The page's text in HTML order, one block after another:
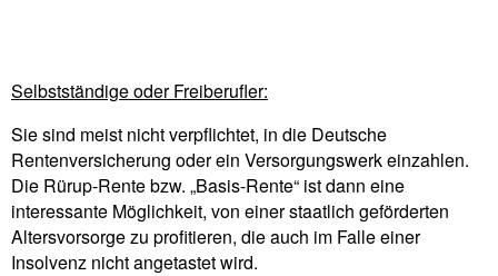
Selbstständige oder Freiberufler:
Sie sind meist nicht verpflichtet, in die Deutsche
Rentenversicherung oder ein Versorgungswerk einzahlen.
Die Rürup-Rente bzw. „Basis-Rente“ ist dann eine
interessante Möglichkeit, von einer staatlich geförderten
Altersvorsorge zu profitieren, die auch im Falle einer
Insolvenz nicht angetastet wird.